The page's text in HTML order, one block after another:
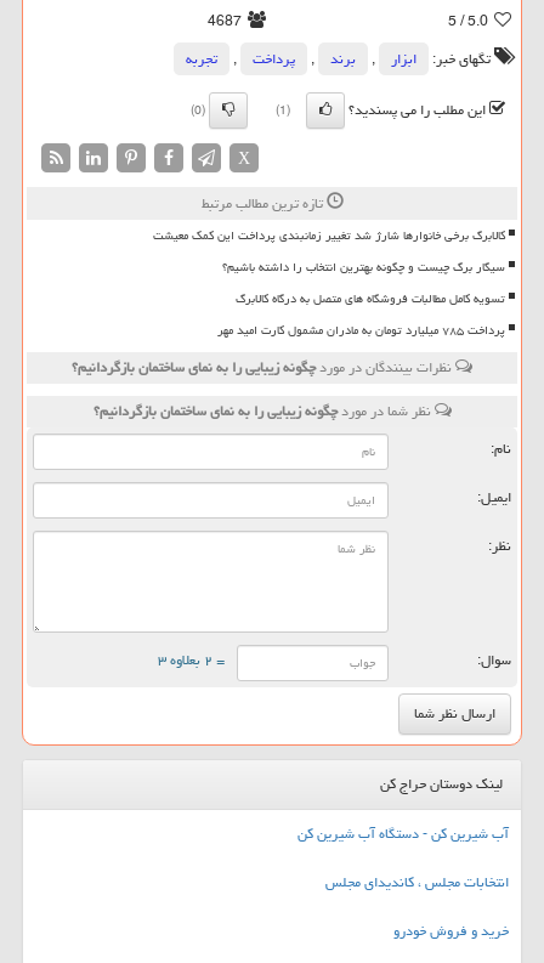
5.0
/ 5
4687
تگهای خبر:
ابزار , برند , پرداخت ,
تجربه
این مطلب را می پسندید؟
(1)
(0)
X
تازه ترین مطالب مرتبط
کالابرگ برخی خانوارها شارژ شد تغییر زمانبندی پرداخت این کمک معیشت
سیگار برگ چیست و چگونه بهترین انتخاب را داشته باشیم؟
تسویه کامل مطالبات فروشگاه های متصل به درگاه کالابرگ
پرداخت ۷۸۵ میلیارد تومان به مادران مشمول کارت امید مهر
نظرات بینندگان در موردچگونه زیبایی را به نمای ساختمان بازگردانیم؟
نظر شما در موردچگونه زیبایی را به نمای ساختمان بازگردانیم؟
نام:
ایمیل:
نظر:
سوال: = ۲ بعلاوه ۳
لینک دوستان حراج کن
آب شیرین کن - دستگاه آب شیرین کن
انتخابات مجلس ، کاندیدای مجلس
خرید و فروش خودرو